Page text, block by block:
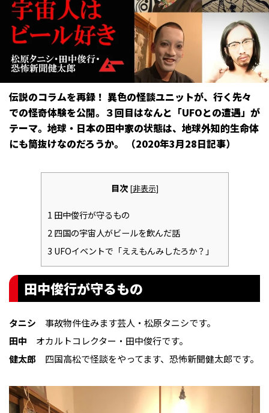
伝説のコラムを再録！ 異色の怪談ユニットが、行く先々
での怪奇体験を公開。３回目はなんと「UFOとの遭遇」が
テーマ。地球・日本の田中家の状態は、地球外知的生命体
にも筒抜けなのだろうか。 （2020年3月28日記事）
目次 [非表示]
1 田中俊行が守るもの
2四国の宇宙人がビールを飲んだ話
3 UFOイベントで「ええもんみしたろか？」
田中俊行が守るもの
タニシ 事故物件住みます芸人・松原タニシです。
田中 オカルトコレクター・田中俊行です。
健太郎 四国高松で怪談をやってます、恐怖新聞健太郎です。